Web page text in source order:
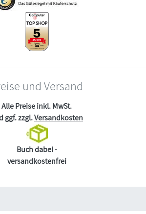
und Versand
Alle Preise inkl. MwSt.
ggf. zzgl.Versandkosten
Buch dabei -
versandkostenfrei